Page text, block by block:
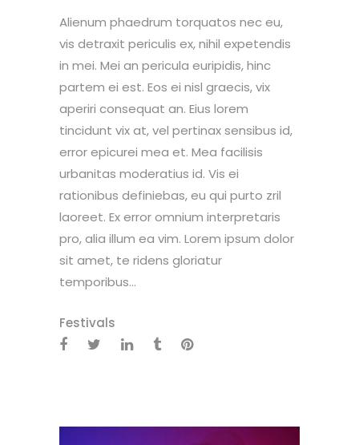
Alienum phaedrum torquatos nec eu,
vis detraxit periculis ex, nihil expetendis
in mei. Mei an pericula euripidis, hinc
partem ei est. Eos ei nisl graecis, vix
aperiri consequat an. Eius lorem
tincidunt vix at, vel pertinax sensibus id,
error epicurei mea et. Mea facilisis
urbanitas moderatius id. Vis ei
rationibus definiebas, eu qui purto zril
laoreet. Ex error omnium interpretaris
pro, alia illum ea vim. Lorem ipsum dolor
sit amet, te ridens gloriatur
temporibus...
Festivals